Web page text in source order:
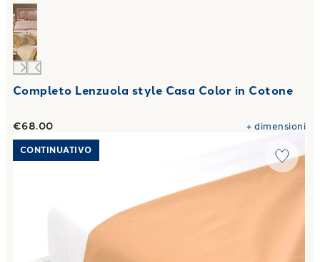
Completo Lenzuola style Casa Color in Cotone
€68.00 +dimensioni
Link to "Lenzuolo Superiore Cotone tinta unita
CONTINUATIVO